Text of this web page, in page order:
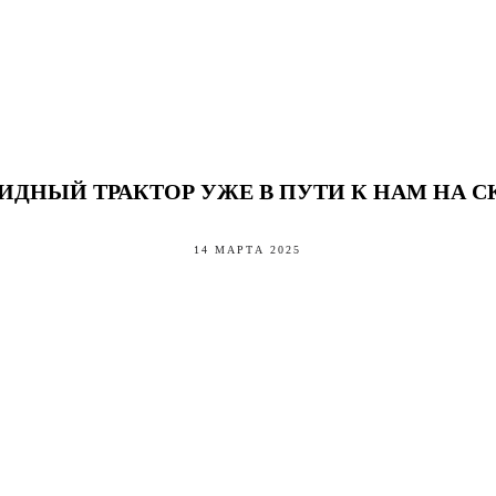
ТРАКТОР УЖЕ В ПУТИ К НАМ НА
14 МАРТА 2025